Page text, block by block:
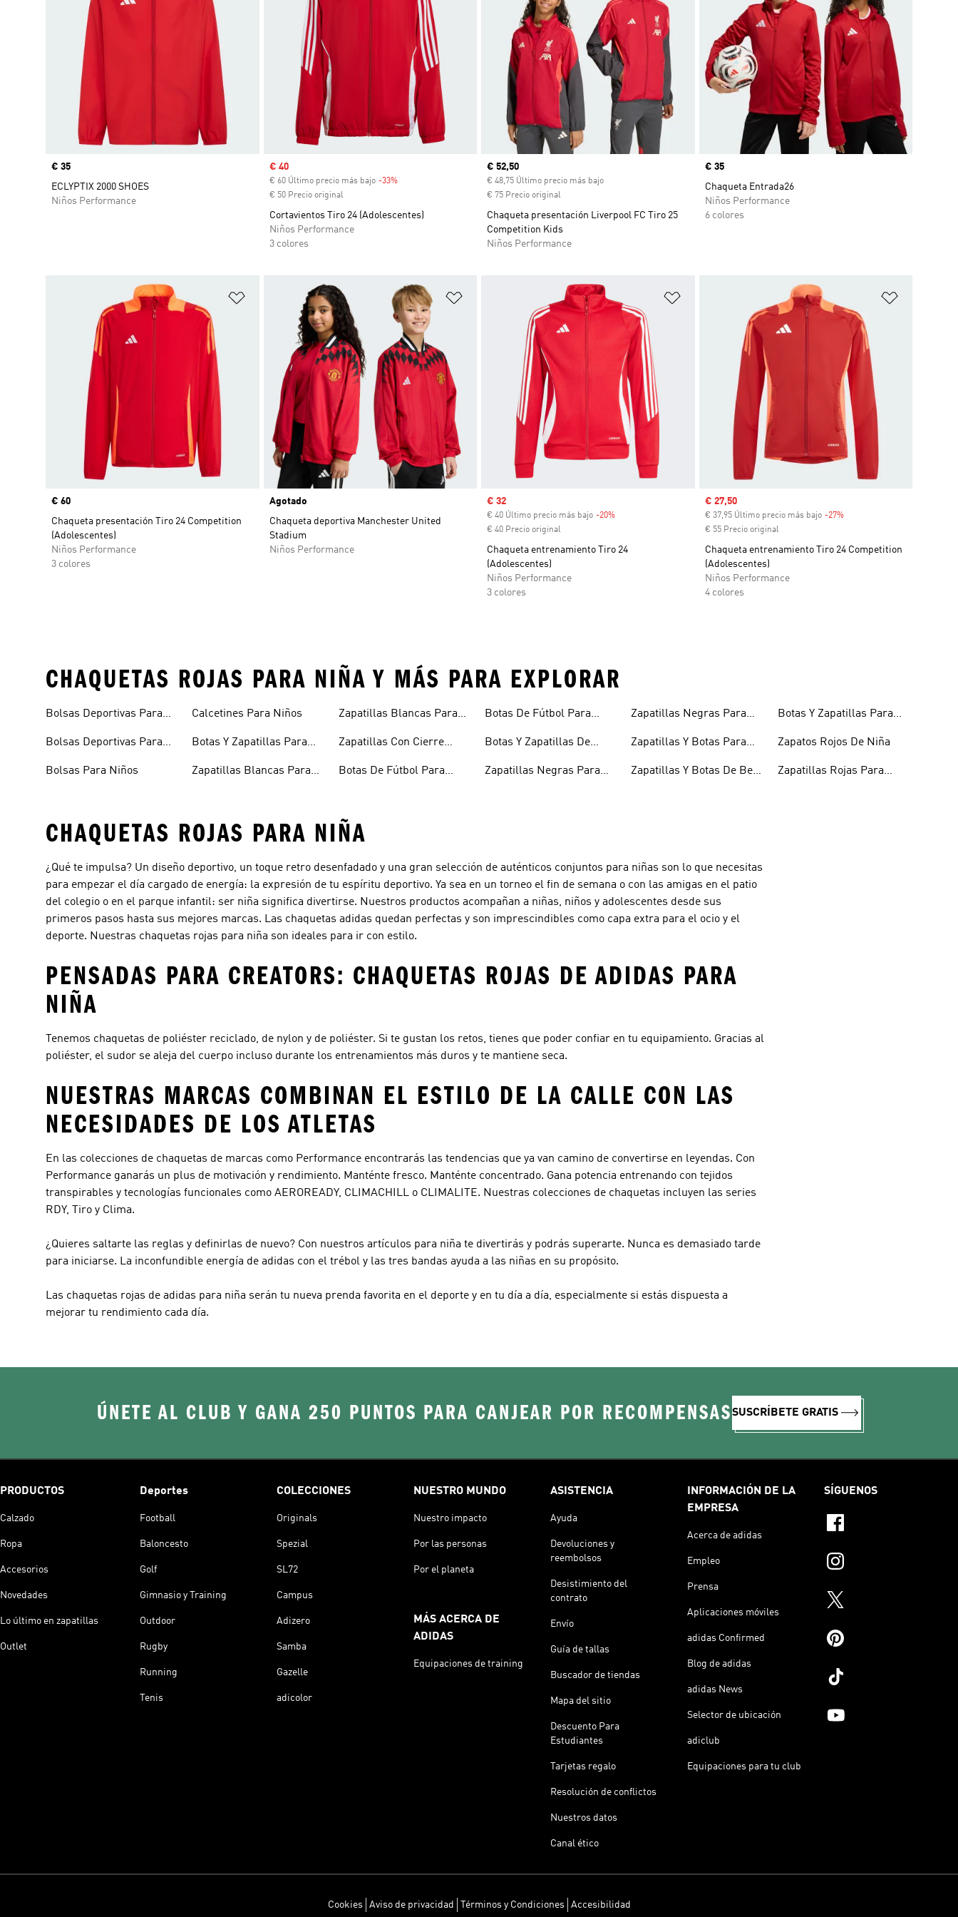
Precio
€ 35
ECLYPTIX 2000 SHOES
Niños Performance
Precio de venta
€ 40
€ 60 Último precio más bajo -33%Descuento
€ 50 Precio original
Cortavientos Tiro 24 (Adolescentes)
Niños Performance
3 colores
Precio actual
€ 52,50
€ 48,75 Último precio más bajo
€ 75 Precio original
Chaqueta presentación Liverpool FC Tiro 25
Competition Kids
Niños Performance
Precio
€ 35
Chaqueta Entrada26
Niños Performance
6 colores
Añadir a la lista de deseos
Precio
€ 60
Chaqueta presentación Tiro 24 Competition
(Adolescentes)
Niños Performance
3 colores
Añadir a la lista de deseos
Agotado
Chaqueta deportiva Manchester United
Stadium
Niños Performance
Añadir a la lista de deseos
Precio de venta
€ 32
€ 40 Último precio más bajo -20%
€ 40 Precio original
Chaqueta entrenamiento Tiro 24
(Adolescentes)
Niños Performance
3 colores
Precio de venta
€ 27,50
€ 37,95 Último precio más bajo -27%Descuento
€ 55 Precio original
Chaqueta entrenamiento Tiro 24 Competition
(Adolescentes)
Niños Performance
4 colores
CHAQUETAS ROJAS PARA NIÑA Y MÁS PARA EXPLORAR
Bolsas Deportivas Para
Bolsas Deportivas Para
Bolsas Para Niños
Calcetines Para Niños
Botas Y Zapatillas Para
Zapatillas Blancas Para
Zapatillas Blancas Para
Zapatillas Con Cierre
Botas De Fútbol Para
Botas De Fútbol Para
Botas Y Zapatillas De
Zapatillas Negras Para
Zapatillas Negras Para
Zapatillas Y Botas Para
Zapatillas Y Botas De Bebé
Botas Y Zapatillas Para
Zapatos Rojos De Niña
Zapatillas Rojas Para
CHAQUETAS ROJAS PARA NIÑA
¿Qué te impulsa? Un diseño deportivo, un toque retro desenfadado y una gran selección de auténticos conjuntos para niñas son lo que necesitas
para empezar el día cargado de energía: la expresión de tu espíritu deportivo. Ya sea en un torneo el fin de semana o con las amigas en el patio
del colegio o en el parque infantil: ser niña significa divertirse. Nuestros productos acompañan a niñas, niños y adolescentes desde sus
primeros pasos hasta sus mejores marcas. Las chaquetas adidas quedan perfectas y son imprescindibles como capa extra para el ocio y el
deporte. Nuestras chaquetas rojas para niña son ideales para ir con estilo.
PENSADAS PARA CREATORS: CHAQUETAS ROJAS DE ADIDAS PARA
NIÑA
Tenemos chaquetas de poliéster reciclado, de nylon y de poliéster. Si te gustan los retos, tienes que poder confiar en tu equipamiento. Gracias al
poliéster, el sudor se aleja del cuerpo incluso durante los entrenamientos más duros y te mantiene seca.
NUESTRAS MARCAS COMBINAN EL ESTILO DE LA CALLE CON LAS
NECESIDADES DE LOS ATLETAS
En las colecciones de chaquetas de marcas como Performance encontrarás las tendencias que ya van camino de convertirse en leyendas. Con
Performance ganarás un plus de motivación y rendimiento. Manténte fresco. Manténte concentrado. Gana potencia entrenando con tejidos
transpirables y tecnologías funcionales como AEROREADY, CLIMACHILL o CLIMALITE. Nuestras colecciones de chaquetas incluyen las series
RDY, Tiro y Clima.
¿Quieres saltarte las reglas y definirlas de nuevo? Con nuestros artículos para niña te divertirás y podrás superarte. Nunca es demasiado tarde
para iniciarse. La inconfundible energía de adidas con el trébol y las tres bandas ayuda a las niñas en su propósito.
Las chaquetas rojas de adidas para niña serán tu nueva prenda favorita en el deporte y en tu día a día, especialmente si estás dispuesta a
mejorar tu rendimiento cada día.
ÚNETE AL CLUB Y GANA 250 PUNTOS PARA CANJEAR POR RECOMPENSASSUSCRÍBETE GRATIS
PRODUCTOS
Calzado
Ropa
Accesorios
Novedades
Lo último en zapatillas
Outlet
Deportes
Football
Baloncesto
Golf
Gimnasio y Training
Outdoor
Rugby
Running
Tenis
COLECCIONES
Originals
Spezial
SL72
Campus
Adizero
Samba
Gazelle
adicolor
NUESTRO MUNDO
Nuestro impacto
Por las personas
Por el planeta
MÁS ACERCA DE
ADIDAS
Equipaciones de training
ASISTENCIA
Ayuda
Devoluciones y
reembolsos
Desistimiento del
contrato
Envío
Guía de tallas
Buscador de tiendas
Mapa del sitio
Descuento Para
Estudiantes
Tarjetas regalo
Resolución de conflictos
Nuestros datos
Canal ético
INFORMACIÓN DE LA
EMPRESA
Acerca de adidas
Empleo
Prensa
Aplicaciones móviles
adidas Confirmed
Blog de adidas
adidas News
Selector de ubicación
adiclub
Equipaciones para tu club
SÍGUENOS
Cookies Aviso de privacidad Términos y Condiciones Accesibilidad